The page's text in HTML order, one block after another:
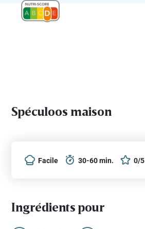
Spéculoos maison
Facile 30-60 min. 0/5
Ingrédients pour